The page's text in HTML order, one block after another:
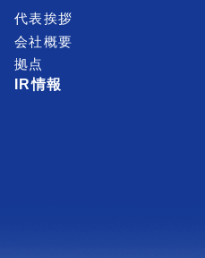
代表挨拶
会社概要
拠点
IR情報